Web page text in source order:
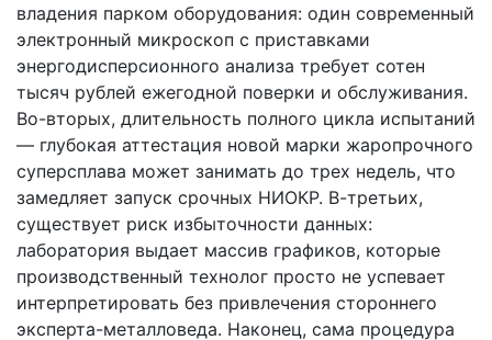
владения парком оборудования: один современный
электронный микроскоп с приставками
энергодисперсионного анализа требует сотен
тысяч рублей ежегодной поверки и обслуживания.
Во-вторых, длительность полного цикла испытаний
— глубокая аттестация новой марки жаропрочного
суперсплава может занимать до трех недель, что
замедляет запуск срочных НИОКР. В-третьих,
существует риск избыточности данных:
лаборатория выдает массив графиков, которые
производственный технолог просто не успевает
интерпретировать без привлечения стороннего
эксперта-металловеда. Наконец, сама процедура